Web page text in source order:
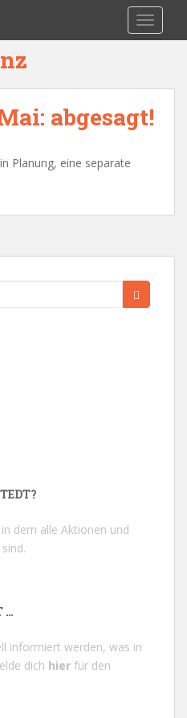
abgesagt!
Planung, eine separate
dem alle Aktionen und
…
informiert werden, was in
dich hier für den